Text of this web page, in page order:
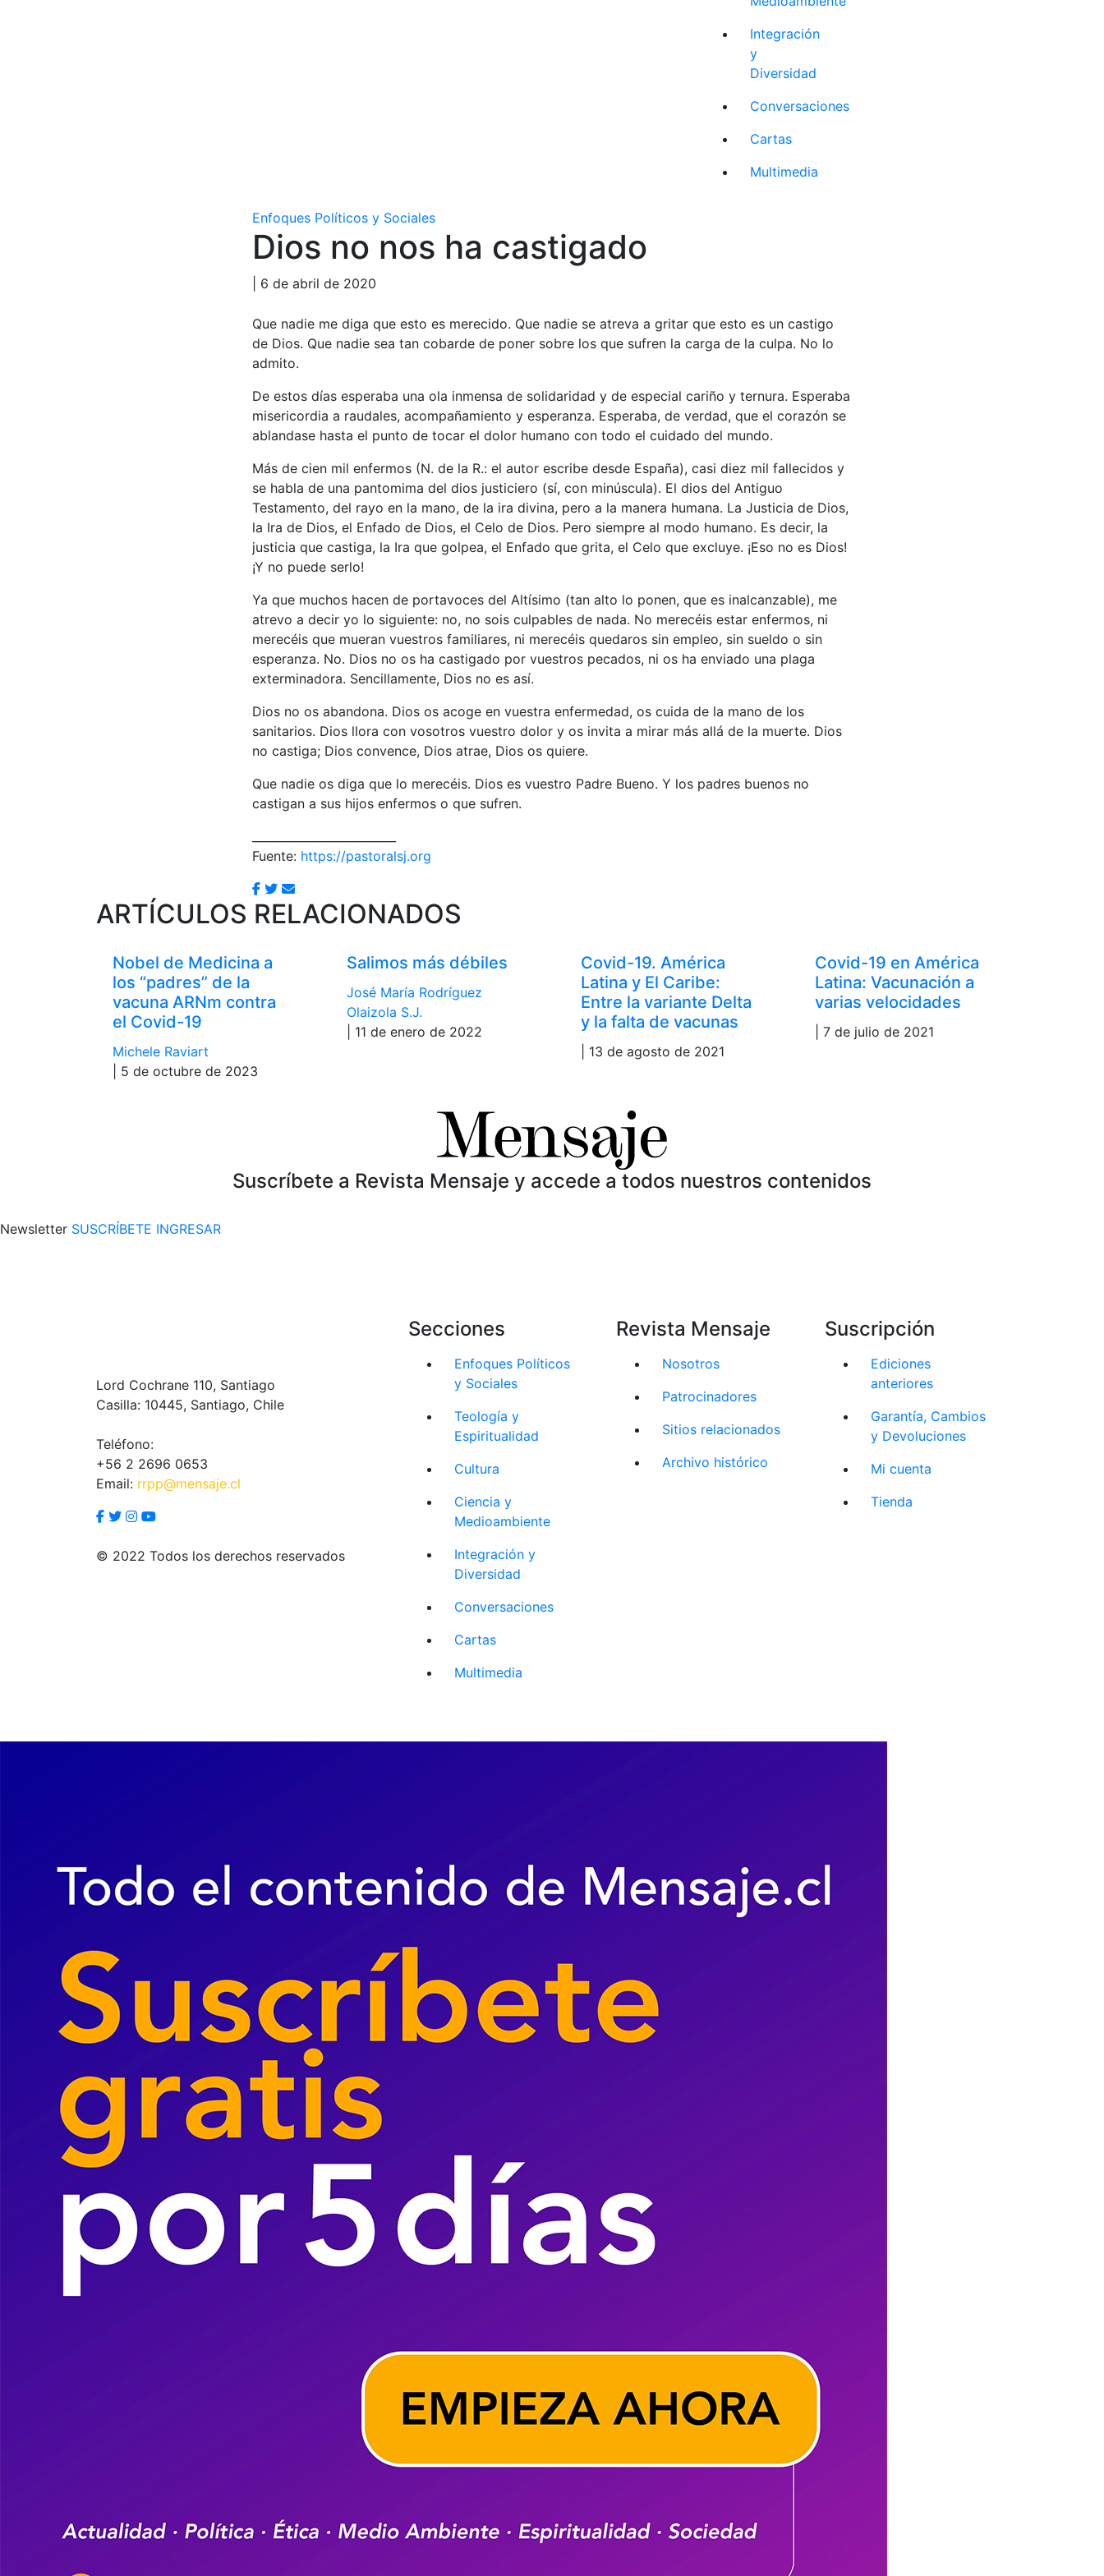
Integración
y
Diversidad
Conversaciones
Cartas
Multimedia
Enfoques Políticos y Sociales
Dios no nos ha castigado
| 6 de abril de 2020
Que nadie me diga que esto es merecido. Que nadie se atreva a gritar que esto es un castigo
de Dios. Que nadie sea tan cobarde de poner sobre los que sufren la carga de la culpa. No lo
admito.
De estos días esperaba una ola inmensa de solidaridad y de especial cariño y ternura. Esperaba
misericordia a raudales, acompañamiento y esperanza. Esperaba, de verdad, que el corazón se
ablandase hasta el punto de tocar el dolor humano con todo el cuidado del mundo.
Más de cien mil enfermos (N. de la R.: el autor escribe desde España), casi diez mil fallecidos y
se habla de una pantomima del dios justiciero (sí, con minúscula). El dios del Antiguo
Testamento, del rayo en la mano, de la ira divina, pero a la manera humana. La Justicia de Dios,
la Ira de Dios, el Enfado de Dios, el Celo de Dios. Pero siempre al modo humano. Es decir, la
justicia que castiga, la Ira que golpea, el Enfado que grita, el Celo que excluye. ¡Eso no es Dios!
¡Y no puede serlo!
Ya que muchos hacen de portavoces del Altísimo (tan alto lo ponen, que es inalcanzable), me
atrevo a decir yo lo siguiente: no, no sois culpables de nada. No merecéis estar enfermos, ni
merecéis que mueran vuestros familiares, ni merecéis quedaros sin empleo, sin sueldo o sin
esperanza. No. Dios no os ha castigado por vuestros pecados, ni os ha enviado una plaga
exterminadora. Sencillamente, Dios no es así.
Dios no os abandona. Dios os acoge en vuestra enfermedad, os cuida de la mano de los
sanitarios. Dios llora con vosotros vuestro dolor y os invita a mirar más allá de la muerte. Dios
no castiga; Dios convence, Dios atrae, Dios os quiere.
Que nadie os diga que lo merecéis. Dios es vuestro Padre Bueno. Y los padres buenos no
castigan a sus hijos enfermos o que sufren.
Fuente: https://pastoralsj.org
ARTÍCULOS RELACIONADOS
Nobel de Medicina a
los “padres” de la
vacuna ARNm contra
el Covid-19
Michele Raviart
| 5 de octubre de 2023
Salimos más débiles
José María Rodríguez
Olaizola S.J.
| 11 de enero de 2022
Covid-19. América
Latina y El Caribe:
Entre la variante Delta
y la falta de vacunas
| 13 de agosto de 2021
Covid-19 en América
Latina: Vacunación a
varias velocidades
| 7 de julio de 2021
Suscríbete a Revista Mensaje y accede a todos nuestros contenidos
Newsletter SUSCRÍBETE INGRESAR
Lord Cochrane 110, Santiago
Casilla: 10445, Santiago, Chile
Teléfono:
+56 2 2696 0653
Email: rrpp@mensaje.cl
© 2022 Todos los derechos reservados
Secciones
Enfoques Políticos
y Sociales
Teología y
Espiritualidad
Cultura
Ciencia y
Medioambiente
Integración y
Diversidad
Conversaciones
Cartas
Multimedia
Revista Mensaje
Nosotros
Patrocinadores
Sitios relacionados
Archivo histórico
Suscripción
Ediciones
anteriores
Garantía, Cambios
y Devoluciones
Mi cuenta
Tienda